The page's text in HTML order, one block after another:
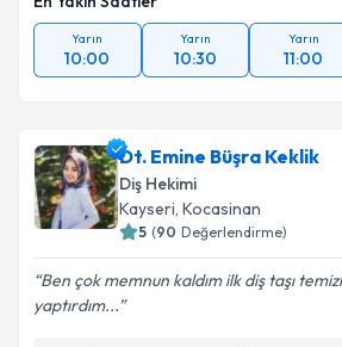
Yarın
10:00
Yarın
10:30
Yarın
11:00
Dt. Emine Büşra Keklik
Diş Hekimi
Kayseri, Kocasinan
5 (90 Değerlendirme)
Ben çok memnun kaldım ilk diş taşı
yaptırdım...